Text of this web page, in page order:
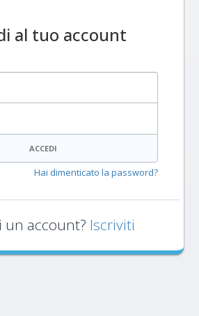
al tuo account
ACCEDI
Hai dimenticato la password?
un account? Iscriviti